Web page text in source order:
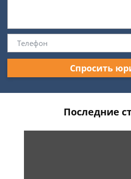
Спросить
Последние